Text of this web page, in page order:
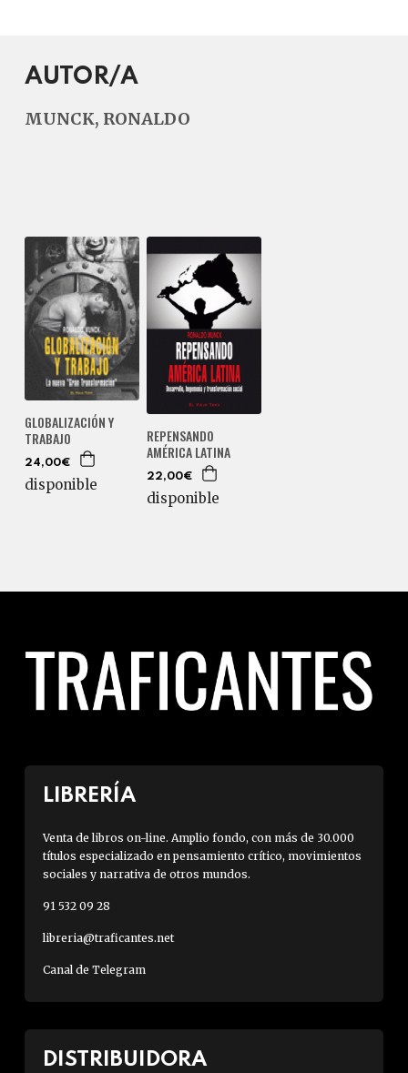
AUTOR/A
MUNCK, RONALDO
GLOBALIZACIÓN Y
TRABAJO
24,00€
disponible
REPENSANDO
AMÉRICA LATINA
22,00€
disponible
LIBRERÍA
Venta de libros on-line. Amplio fondo, con más de 30.000
títulos especializado en pensamiento crítico, movimientos
sociales y narrativa de otros mundos.
91 532 09 28
libreria@traficantes.net
Canal de Telegram
DISTRIBUIDORA